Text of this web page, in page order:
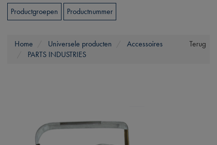
Productgroepen Productnummer
Terug
Home Universele producten
Accessoires
PARTS INDUSTRIES